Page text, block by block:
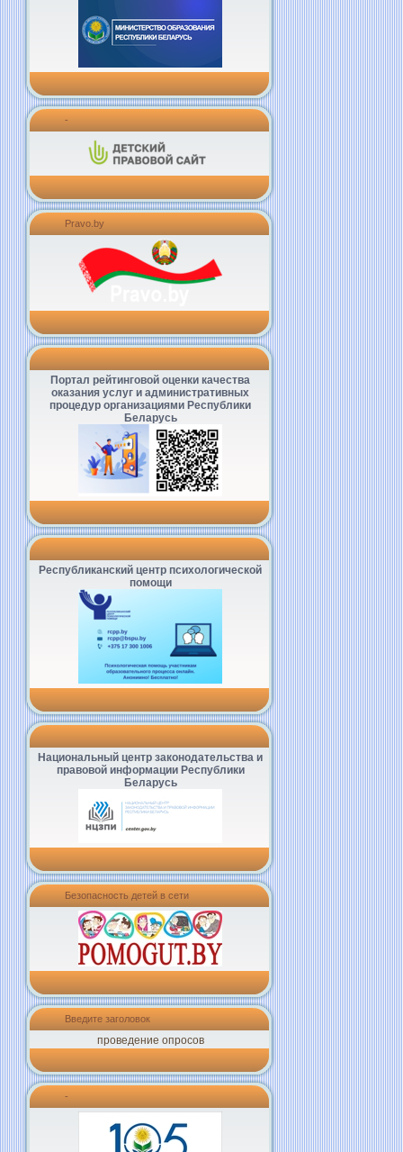
-
Pravo.by
Портал рейтинговой оценки качества
оказания услуг и административных
процедур организациями Республики
Беларусь
Республиканский центр психологической
помощи
Национальный центр законодательства и
правовой информации Республики
Беларусь
Безопасность детей в сети
Введите заголовок
проведение опросов
-